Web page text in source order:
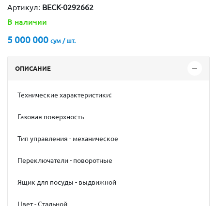
Артикул: BECK-0292662
В наличии
5 000 000 сум / шт.
ОПИСАНИЕ
Технические характеристики:
Газовая поверхность
Тип управления - механическое
Переключатели - поворотные
Ящик для посуды - выдвижной
Цвет - Стальной